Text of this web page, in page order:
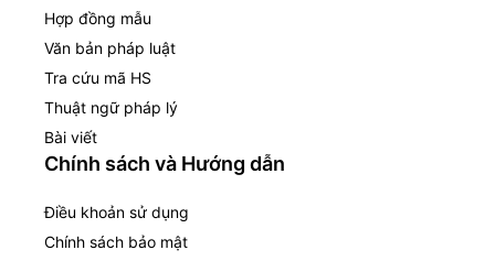
Hợp đồng mẫu
Văn bản pháp luật
Tra cứu mã HS
Thuật ngữ pháp lý
Bài viết
Chính sách và Hướng dẫn
Điều khoản sử dụng
Chính sách bảo mật